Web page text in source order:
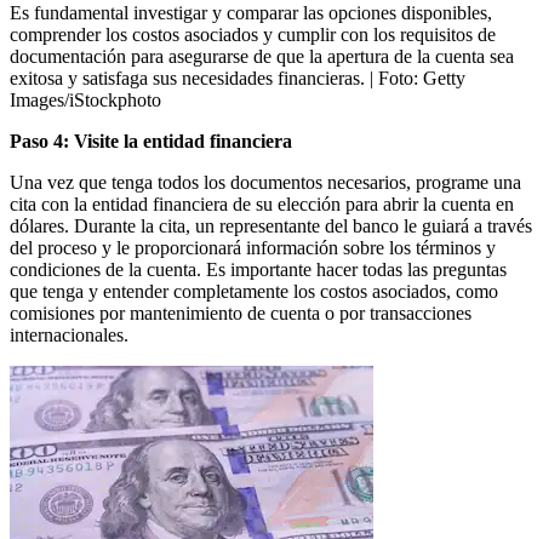
Es fundamental investigar y comparar las opciones disponibles,
comprender los costos asociados y cumplir con los requisitos de
documentación para asegurarse de que la apertura de la cuenta sea
exitosa y satisfaga sus necesidades financieras. | Foto: Getty
Images/iStockphoto
Paso 4: Visite la entidad financiera
Una vez que tenga todos los documentos necesarios, programe una
cita con la entidad financiera de su elección para abrir la cuenta en
dólares. Durante la cita, un representante del banco le guiará a través
del proceso y le proporcionará información sobre los términos y
condiciones de la cuenta. Es importante hacer todas las preguntas
que tenga y entender completamente los costos asociados, como
comisiones por mantenimiento de cuenta o por transacciones
internacionales.